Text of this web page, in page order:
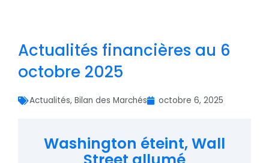
Actualités financières au 6
octobre 2025
Actualités, Bilan des Marchés octobre 6, 2025
Washington éteint, Wall